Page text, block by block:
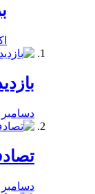
دسامبر 24, 2019
دسامبر 24, 2019